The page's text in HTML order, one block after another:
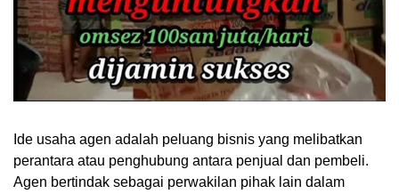
Ide usaha agen adalah peluang bisnis yang melibatkan
perantara atau penghubung antara penjual dan pembeli.
Agen bertindak sebagai perwakilan pihak lain dalam